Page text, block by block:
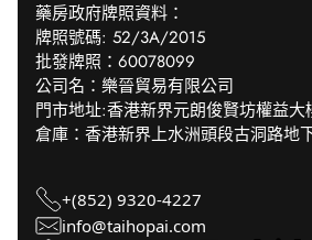
‎藥房政府牌照資料：
牌照號碼: 52/3A/2015
批發牌照：60078099
公司名：樂晉貿易有限公司
門市地址:香港新界元朗俊賢坊權益大
倉庫：香港新界上水洲頭段古洞路地
+(852) 9320-4227
info@taihopai.com